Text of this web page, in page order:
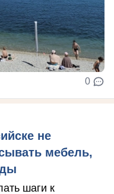
0
не
мебель,
шаги к